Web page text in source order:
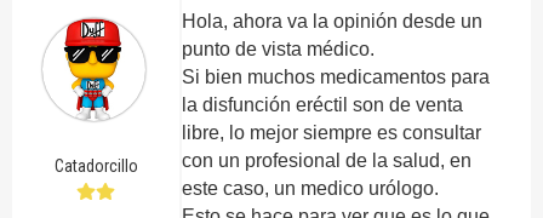
Catadorcillo
Hola, ahora va la opinión desde un
punto de vista médico.
Si bien muchos medicamentos para
la disfunción eréctil son de venta
libre, lo mejor siempre es consultar
con un profesional de la salud, en
este caso, un medico urólogo.